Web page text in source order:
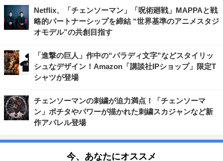
Netflix、「チェンソーマン」「呪術廻戦」MAPPAと戦
略的パートナーシップを締結 “世界基準のアニメスタジ
オモデル”の共創目指す
「進撃の巨人」作中の“パラディ文字”などスタイリッ
シュなデザイン！Amazon「講談社IPショップ」限定T
シャツが登場
チェンソーマンの刺繍が迫力満点！「チェンソーマ
ン」ポチタやパワーが描かれた刺繍スカジャンなど新
作アパレル登場
今、あなたにオススメ